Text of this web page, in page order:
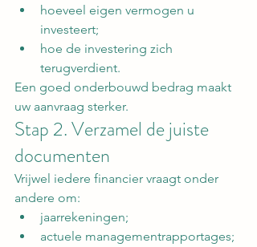
hoeveel eigen vermogen u
investeert;
hoe de investering zich
terugverdient.
Een goed onderbouwd bedrag maakt
uw aanvraag sterker.
Stap 2. Verzamel de juiste
documenten
Vrijwel iedere financier vraagt onder
andere om:
jaarrekeningen;
actuele managementrapportages;